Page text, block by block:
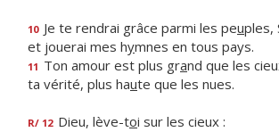
10 Je te rendrai grâce parmi les peuples,
et jouerai mes hymnes en tous pays.
11 Ton amour est plus grand que les
ta vérité, plus haute que les nues.
R/ 12 Dieu, lève-toi sur les cieux :